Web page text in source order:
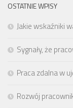
OSTATNIE WPISY
Jakie wskaźniki
Sygnały, że
Praca zdalna w
Rozwój